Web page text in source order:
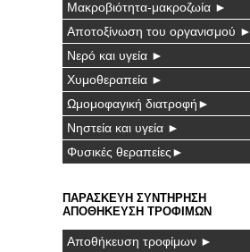
Μακροβιότητα-μακροζωία ►
Αποτοξίνωση του οργανισμού ►
Νερό και υγεία ►
Χυμοθεραπεία ►
Ωμομοφαγική διατροφή►
Νηστεία και υγεία ►
Φυσικές θεραπείες►
ΠΑΡΑΣΚΕΥΗ ΣΥΝΤΗΡΗΣΗ
ΑΠΟΘΗΚΕΥΣΗ ΤΡΟΦΙΜΩΝ
Αποθήκευση τροφίμων ►